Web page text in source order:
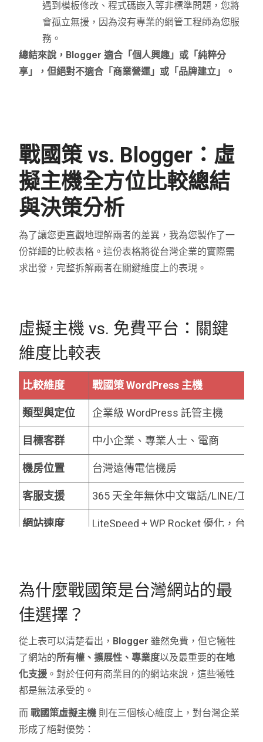
遇到模板修改、程式碼嵌入等非標準問題，您將
會孤立無援，因為沒有專業的網管工程師為您服
務。
總結來說，Blogger 適合「個人興趣」或「純粹分
享」，但絕對不適合「商業營運」或「品牌建立」。
戰國策 vs. Blogger：虛
擬主機全方位比較總結
與決策分析
為了讓您更直觀地理解兩者的差異，我為您製作了一
份詳細的比較表格。這份表格將從台灣企業的實際需
求出發，完整拆解兩者在關鍵維度上的表現。
虛擬主機 vs. 免費平台：關鍵
維度比較表
比較維度 戰國策 WordPress 主機
類型與定位 企業級 WordPress 託管主機
目標客群 中小企業、專業人士、電商
機房位置 台灣遠傳電信機房
客服支援 365 天全年無休中文電話/LINE/工單
網站速度 LiteSpeed + WP Rocket 優化，台灣
網站所有權 完全擁有 (可隨時遷移)
價格/續約價
免費贈品價值 高 (價值 3 萬元正版外掛、ChatGPT
行銷整合服務 完整 (SEO 顧問、AI 服務、網路行銷)
為什麼戰國策是台灣網站的最
佳選擇？
從上表可以清楚看出， Blogger 雖然免費，但它犧牲
了網站的所有權、擴展性、專業度以及最重要的在地
化支援 。對於任何有商業目的的網站來說，這些犧牲
都是無法承受的。
而戰國策虛擬主機 則在三個核心維度上，對台灣企業
形成了絕對優勢：